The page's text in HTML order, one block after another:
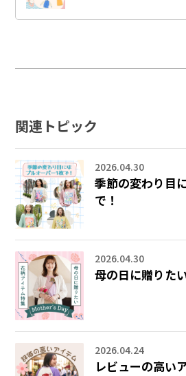
関連トピック
2026.04.30
季節の変わり目
で！
2026.04.30
母の日に贈りた
2026.04.24
レビューの高い